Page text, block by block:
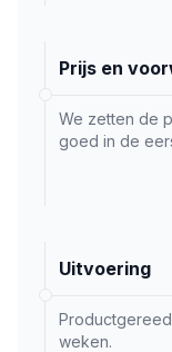
Prijs en
We zetten de
goed in de
Uitvoering
weken.